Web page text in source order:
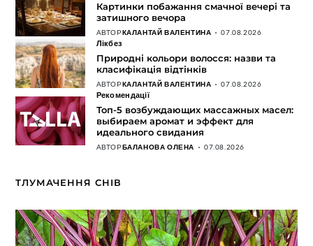
Картинки побажання смачної вечері та
затишного вечора
АВТОРКАЛАНТАЙ ВАЛЕНТИНА 07.08.2026
Лікбез
Природні кольори волосся: назви та
класифікація відтінків
АВТОРКАЛАНТАЙ ВАЛЕНТИНА 07.08.2026
Рекомендації
Топ-5 возбуждающих массажных масел:
выбираем аромат и эффект для
идеального свидания
АВТОРБАЛАНОВА ОЛЕНА 07.08.2026
ТЛУМАЧЕННЯ СНІВ